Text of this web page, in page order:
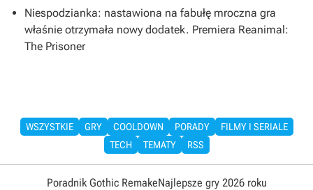
Niespodzianka: nastawiona na fabułę mroczna gra
właśnie otrzymała nowy dodatek. Premiera Reanimal:
The Prisoner
WSZYSTKIE GRY COOLDOWN PORADY
FILMY I SERIALE
TECH
TEMATY RSS
Poradnik Gothic RemakeNajlepsze gry 2026 roku